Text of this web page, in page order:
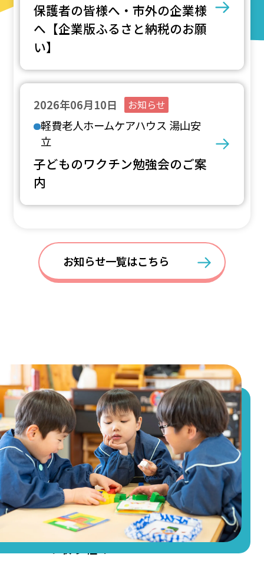
保護者の皆様へ・市外の企業様
へ【企業版ふるさと納税のお願
い】
2026年06月10日 お知らせ
軽費老人ホームケアハウス 湯山安
立
子どものワクチン勉強会のご案
内
お知らせ一覧はこちら
SDGsの取り組み INITIATIVES